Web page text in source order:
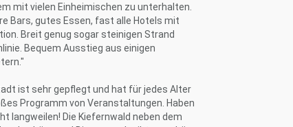
mit vielen Einheimischen zu unterhalten.
Bars, gutes Essen, fast alle Hotels mit
Breit genug sogar steinigen Strand
Bequem Ausstieg aus einigen
ist sehr gepflegt und hat für jedes Alter
Programm von Veranstaltungen. Haben
langweilen! Die Kiefernwald neben dem